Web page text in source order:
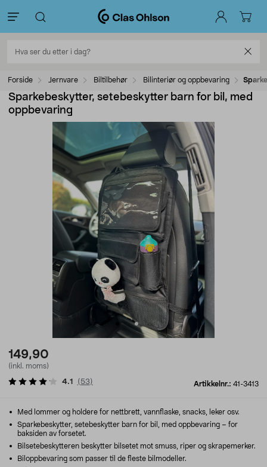
Forside Jernvare Biltilbehør Bilinteriør og oppbevaring
Sparkebeskytter, setebeskytter barn for bil, med
oppbevaring
149,90
(inkl. moms)
Artikkelnr.: 41-3413
4.1 ( 53)
Med lommer og holdere for nettbrett, vannflaske, snacks, leker osv.
Sparkebeskytter, setebeskytter barn for bil, med oppbevaring – for
baksiden av forsetet.
Bilsetebeskytteren beskytter bilsetet mot smuss, riper og skrapemerker.
Biloppbevaring som passer til de fleste bilmodeller.